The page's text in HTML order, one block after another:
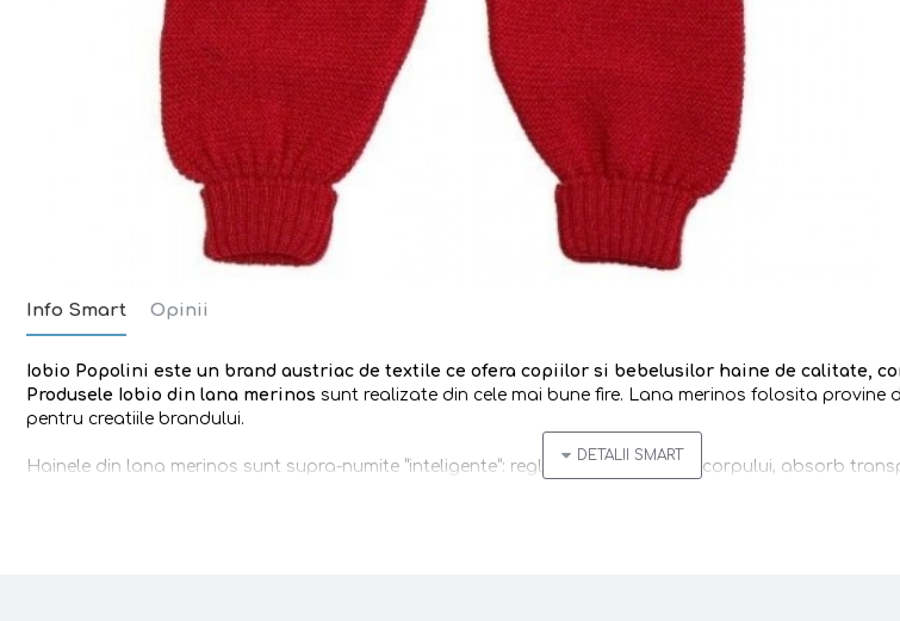
Info Smart Opinii
Iobio Popolini este un brand austriac de textile ce ofera copiilor si bebelusilor haine de calitate,
Produsele Iobio din lana merinos sunt realizate din cele mai bune fire. Lana merinos folosita provine
pentru creatiile brandului.
Hainele din lana merinos sunt supra-numite ”inteligente”: regleaza temperatura corpului, absorb